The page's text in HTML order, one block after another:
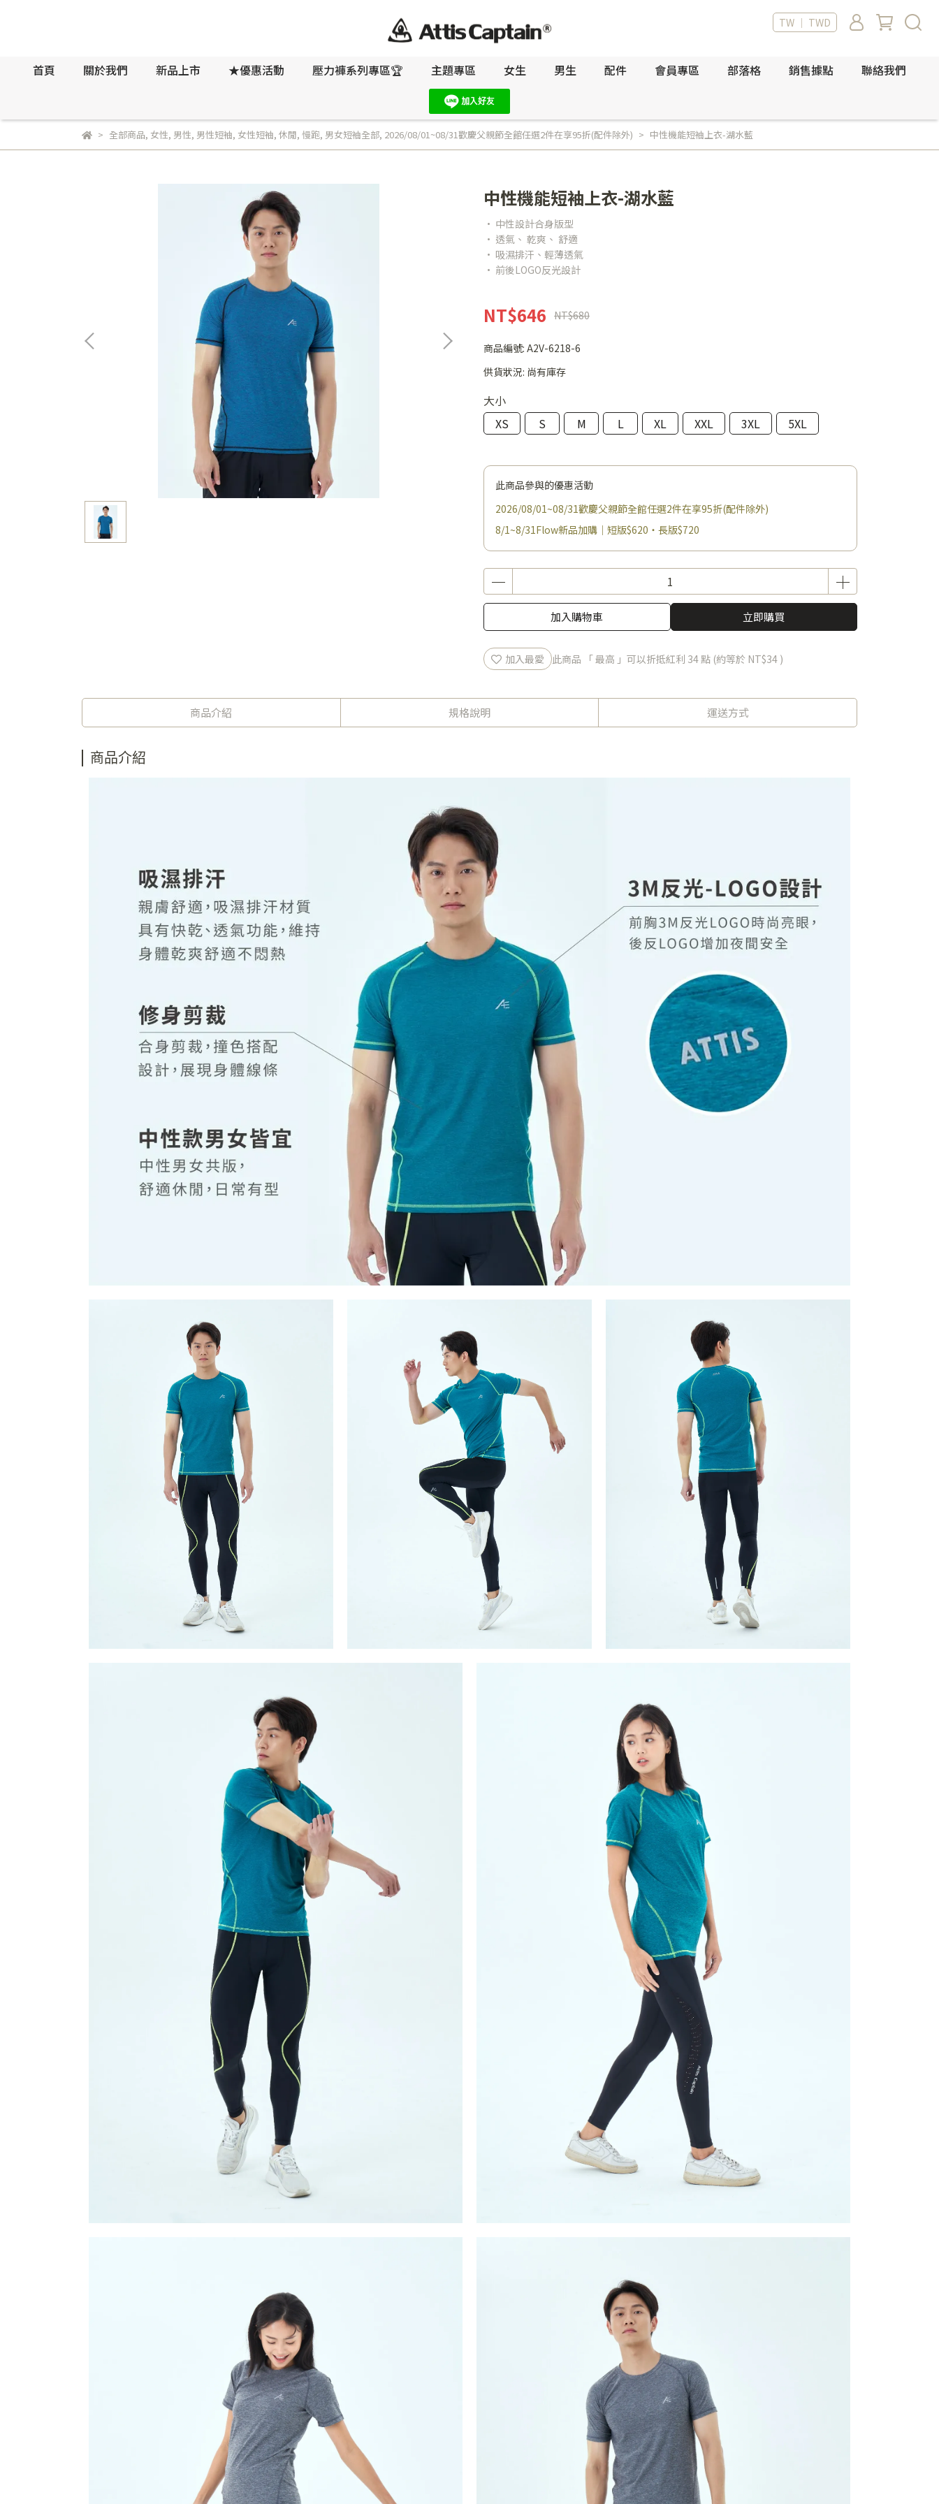
TW ｜ TWD
首頁 關於我們 新品上市 ★優惠活動 壓力褲系列專區🏆 主題專區 女生 男生 配件 會員專區 部落格 銷售據點 聯絡我們
全部商品, 女性, 男性, 男性短袖, 女性短袖, 休閒, 慢跑, 男女短袖全部, 2026/08/01~08/31歡慶父親節全館任選2件在享95折(配件除外) 中性機能短袖上衣-湖水藍
中性機能短袖上衣-湖水藍
• 中性設計合身版型
• 透氣、 乾爽、 舒適
• 吸濕排汗、輕薄透氣
• 前後LOGO反光設計
NT$646 NT$680
商品編號: A2V-6218-6
供貨狀況: 尚有庫存
大小
XS
S M L XL XXL 3XL 5XL
此商品參與的優惠活動
2026/08/01~08/31歡慶父親節全館任選2件在享95折(配件除外)
8/1~8/31Flow新品加購｜短版$620・長版$720
加入購物車 立即購買
加入最愛 此商品 「 最高 」可以折抵紅利 34點 (約等於 NT$34 )
商品介紹 規格說明 運送方式
商品介紹